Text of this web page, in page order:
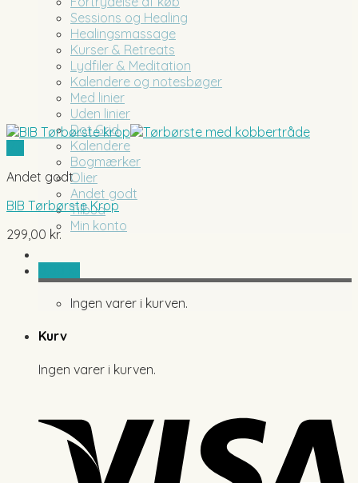
Sessions og Healing
Healingsmassage
Kurser & Retreats
Lydfiler & Meditation
Kalendere og notesbøger
Med linier
Uden linier
Dot Grid
Kalendere
Bogmærker
Olier
Andet godt
Tilbud
Min konto
Ingen varer i kurven.
Kurv
Ingen varer i kurven.
Andet godt
BIB Tørbørste Krop
299,00 kr.